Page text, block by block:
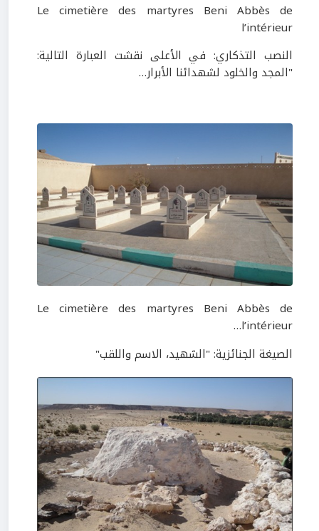
Le cimetière des martyres Beni Abbès de
l’intérieur
النصب التذكاري: في الأعلى نقشت العبارة التالية:
"المجد والخلود لشهدائنا الأبرار…
Le cimetière des martyres Beni Abbès de
l’intérieur…
الصيغة الجنائزية: "الشهيد، الاسم واللقب"